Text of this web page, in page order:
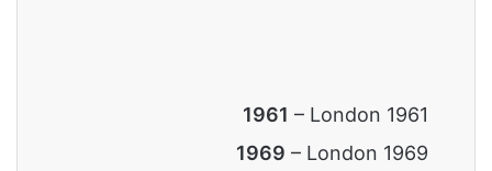
1961 – London 1961
1969 – London 1969